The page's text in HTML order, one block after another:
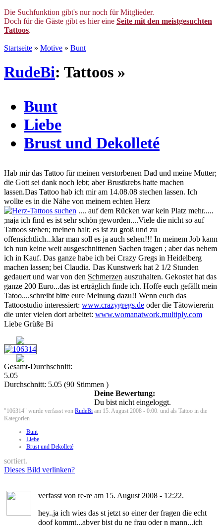
Die Suchfunktion gibt's nur noch für Mitglieder.
Doch für die Gäste gibt es hier eine Seite mit den meistgesuchten
Tattoos.
Startseite » Motive » Bunt
RudeBi: Tattoos »
Bunt
Liebe
Brust und Dekolleté
Hab mir das Tattoo für meinen verstorbenen Dad und meine Mutter;
die Gott sei dank noch lebt; aber Brustkrebs hatte machen
lassen.Das Tattoo hab ich mir am 14.08.08 stechen lassen. Ich
wollte es in die Nähe von meinem echten Herz
.... auf dem Rücken war kein Platz mehr.....
;naja ich find es ist sehr schön geworden....Viele die nicht so auf
Tattoos stehen; meinen halt; es ist zu groß und zu
offensichtlich...klar man soll es ja auch sehen!!! In meinem Job kann
ich nun keine weit ausgeschnittenen Sachen tragen ; aber das nehem
ich in Kauf. Das ganze habe ich bei Crazy Gregs in Heidelberg
machen lassen; bei Claudia. Das Kunstwerk hat 2 1/2 Stunden
gedauert und war von den Schmerzen auszuhalten. Gekostet hat das
ganze 200 Euro...das ist erträglich finde ich. Hoffe euch gefällt mein
Tatoo....schreibt bitte eure Meinung dazu!! Wenn euch das
Tattoostudio interessiert: www.crazygregs.de oder die Tätowiererin
die unter vielen dort arbeitet: www.womanatwork.multiply.com
Liebe Grüße Bi
Gesamt-Durchschnitt:
5.05
Durchschnitt: 5.05 (90 Stimmen )
Deine Bewertung:
Du bist nicht eingeloggt.
"106314" wurde verfasst von RudeBi am 15. August 2008 - 0:00. und als Tattoo in die
Kategorien
Bunt
Liebe
Brust und Dekolleté
sortiert.
Dieses Bild verlinken?
verfasst von re-re am 15. August 2008 - 12:22.
hey..ja ich wies das st jetzt so einer der fragen die echt
doof kommt...abver bist du ne frau oder n mann...ich